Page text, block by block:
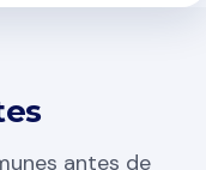
antes de